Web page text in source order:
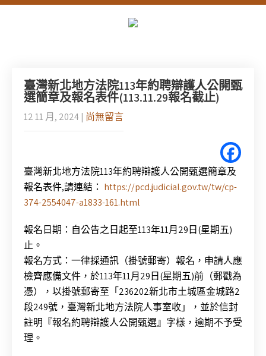
臺灣新北地方法院113年約聘辯護人公開甄
選簡章及報名表件(113.11.29報名截止)
12 11 月, 2024 | 尚無留言
臺灣新北地方法院113年約聘辯護人公開甄選簡章及
報名表件,請連結： https://pcd.judicial.gov.tw/tw/cp-
374-2554047-a1833-161.html
報名日期：自公告之日起至113年11月29日(星期五)
止。
報名方式：一律採通訊（掛號郵寄）報名，申請人應
檢齊應備文件，於113年11月29日(星期五)前（郵戳為
憑），以掛號郵寄至「236202新北市土城區金城路2
段249號，臺灣新北地方法院人事室收」，並於信封
註明『報名約聘辯護人公開甄選』字樣，逾期不予受
理。